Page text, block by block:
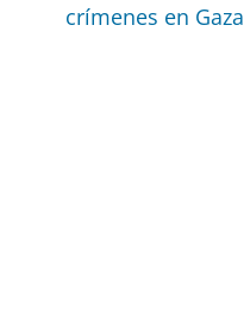
crímenes en Gaza